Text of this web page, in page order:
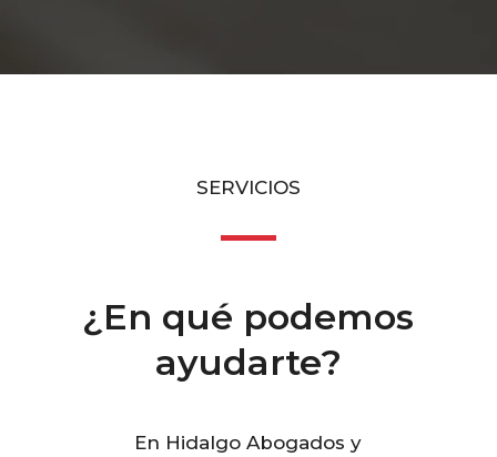
SERVICIOS
¿En qué podemos
ayudarte?
En Hidalgo Abogados y